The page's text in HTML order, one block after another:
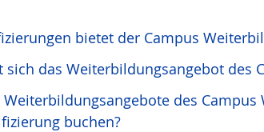
bietet der Campus
sich das Weiterbildungsangebot des
des
buchen?